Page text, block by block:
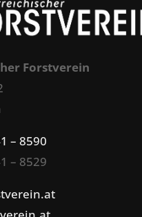
Forstverein
– 8590
– 8529